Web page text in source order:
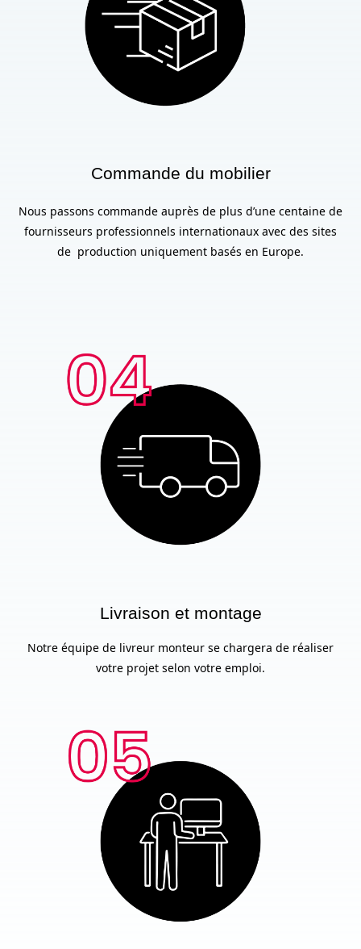
Commande du mobilier
Nous passons commande auprès de plus d’une centaine de
fournisseurs professionnels internationaux avec des sites
de production uniquement basés en Europe.
Livraison et montage
Notre équipe de livreur monteur se chargera de réaliser
votre projet selon votre emploi.